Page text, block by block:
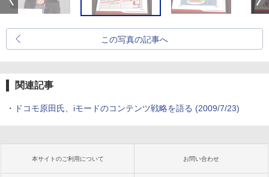
この写真の記事へ
関連記事
・ ドコモ原田氏、iモードのコンテンツ戦略を語る (2009/7/23)
本サイトのご利用について お問い合わせ